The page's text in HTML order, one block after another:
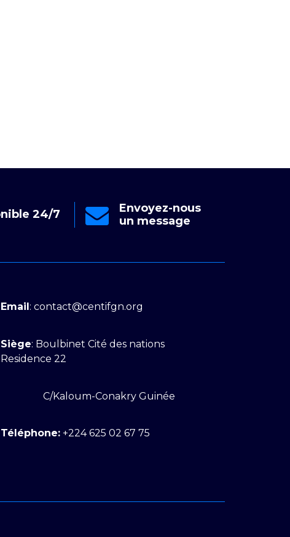
24/7
Envoyez-nous
un message
Email: contact@centifgn.org
Siège: Boulbinet Cité des nations
Residence 22
C/Kaloum-Conakry Guinée
Téléphone:+224 625 02 67 75